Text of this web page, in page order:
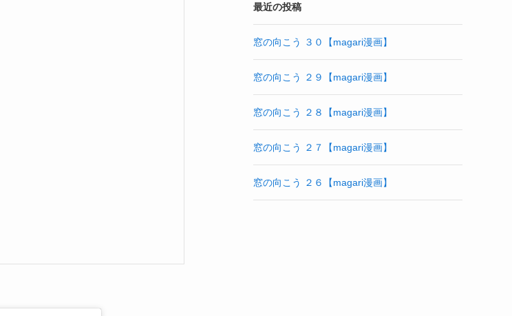
最近の投稿
窓の向こう ３０【magari漫画】
窓の向こう ２９【magari漫画】
窓の向こう ２８【magari漫画】
窓の向こう ２７【magari漫画】
窓の向こう ２６【magari漫画】